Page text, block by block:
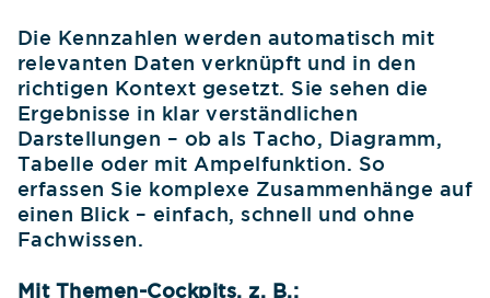
Die Kennzahlen werden automatisch mit
relevanten Daten verknüpft und in den
richtigen Kontext gesetzt. Sie sehen die
Ergebnisse in klar verständlichen
Darstellungen – ob als Tacho, Diagramm,
Tabelle oder mit Ampelfunktion. So
erfassen Sie komplexe Zusammenhänge auf
einen Blick – einfach, schnell und ohne
Fachwissen.
Mit Themen-Cockpits, z. B.: